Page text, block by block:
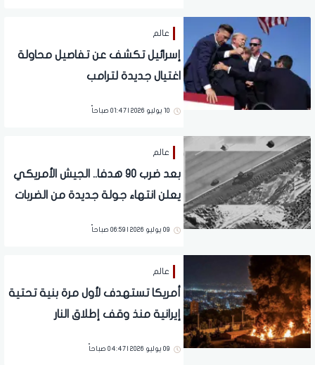
عالم
إسرائيل تكشف عن تفاصيل محاولة
اغتيال جديدة لترامب
10 يوليو 2026 | 01:47 صباحاً
عالم
بعد ضرب 90 هدفا.. الجيش الأمريكي
يعلن انتهاء جولة جديدة من الضربات
09 يوليو 2026 | 06:59 صباحاً
عالم
أمريكا تستهدف لأول مرة بنية تحتية
إيرانية منذ وقف إطلاق النار
09 يوليو 2026 | 04:47 صباحاً